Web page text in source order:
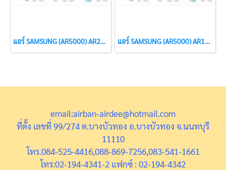
แอร์ SAMSUNG (AR5000) AR24MRFN ขนาด 22,000 BTU สินค้าใหม่ปี 2017(R410) แอร์ SAMSUNG (AR5000) AR18MRFN ขนาด 18,534 BTU สินค้าใหม่ปี 2017( R410)
email:airban-airdee@hotmail.com
ที่ตั้ง เลขที่ 99/274 ต.บางบัวทอง อ.บางบัวทอง จ.นนทบุรี
11110
โทร.084-525-4416,088-869-7256,083-541-1661
โทร:02-194-4341-2 แฟกซ์ : 02-194-4342